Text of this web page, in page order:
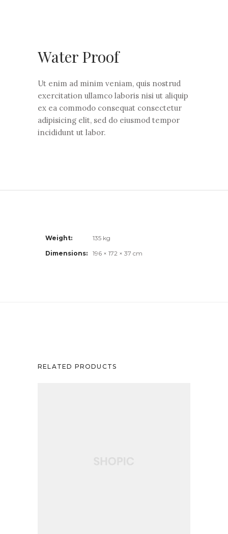
Water Proof
Ut enim ad minim veniam, quis nostrud
exercitation ullamco laboris nisi ut aliquip
ex ea commodo consequat consectetur
adipisicing elit, sed do eiusmod tempor
incididunt ut labor.
Weight
135 kg
Dimensions
196 × 172 × 37 cm
RELATED PRODUCTS